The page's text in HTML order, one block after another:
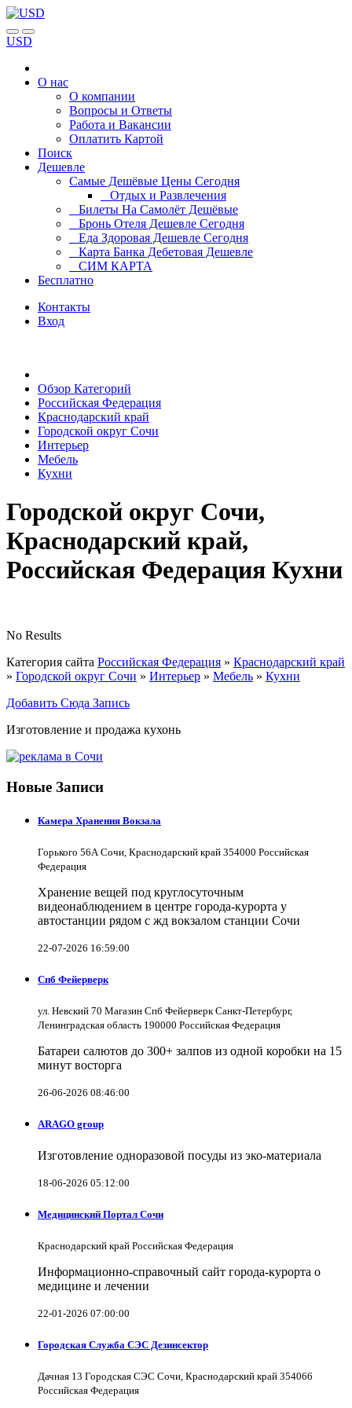
USD
О нас
О компании
Вопросы и Ответы
Работа и Вакансии
Оплатить Картой
Поиск
Дешевле
Самые Дешёвые Цены Сегодня
Отдых и Развлечения
Билеты На Самолёт Дешёвые
Бронь Отеля Дешевле Сегодня
Еда Здоровая Дешевле Сегодня
Карта Банка Дебетовая Дешевле
СИМ КАРТА
Бесплатно
Контакты
Вход
Обзор Категорий
Российская Федерация
Краснодарский край
Городской округ Сочи
Интерьер
Мебель
Кухни
Городской округ Сочи,
Краснодарский край,
Российская Федерация Кухни
No Results
Категория сайта Российская Федерация » Краснодарский край
» Городской округ Сочи » Интерьер » Мебель » Кухни
Добавить Сюда Запись
Изготовление и продажа кухонь
Новые Записи
Камера Хранения Вокзала
Горького 56А Сочи, Краснодарский край 354000 Российская
Федерация
Хранение вещей под круглосуточным
видеонаблюдением в центре города-курорта у
автостанции рядом с жд вокзалом станции Сочи
22-07-2026 16:59:00
Спб Фейерверк
ул. Невский 70 Магазин Спб Фейерверк Санкт-Петербург,
Ленинградская область 190000 Российская Федерация
Батареи салютов до 300+ залпов из одной коробки на 15
минут восторга
26-06-2026 08:46:00
ARAGO group
Изготовление одноразовой посуды из эко-материала
18-06-2026 05:12:00
Медицинский Портал Сочи
Краснодарский край Российская Федерация
Информационно-справочный сайт города-курорта о
медицине и лечении
22-01-2026 07:00:00
Городская Служба СЭС Дезинсектор
Дачная 13 Городская СЭС Сочи, Краснодарский край 354066
Российская Федерация